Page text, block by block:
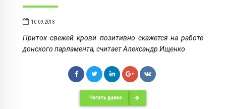
10.09.2018
Приток свежей крови позитивно скажется на работе
донского парламента, считает Александр Ищенко
Читать далее